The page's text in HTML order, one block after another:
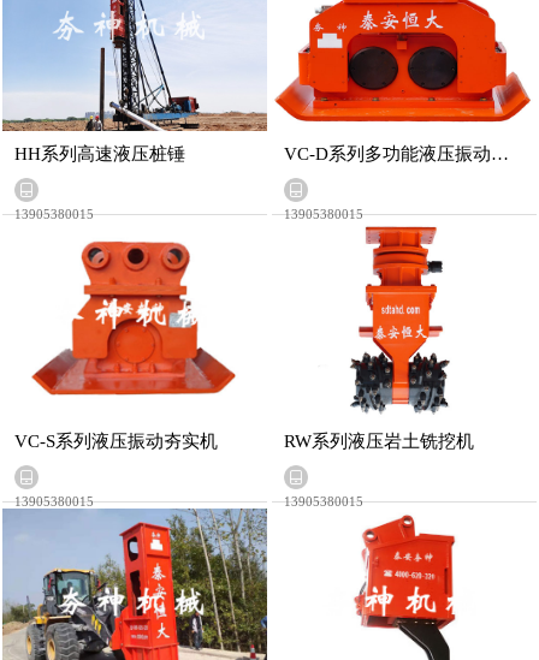
HH系列高速液压桩锤
13905380015
VC-D系列多功能液压振动夯实机
13905380015
VC-S系列液压振动夯实机
13905380015
RW系列液压岩土铣挖机
13905380015